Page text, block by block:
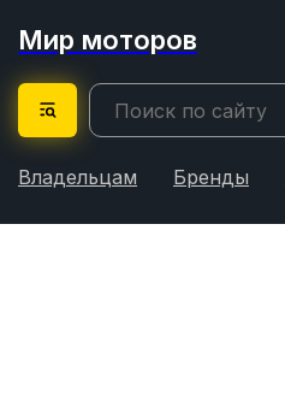
Мир моторов
Владельцам Бренды